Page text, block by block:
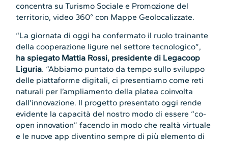
concentra su Turismo Sociale e Promozione del
territorio, video 360° con Mappe Geolocalizzate.
“La giornata di oggi ha confermato il ruolo trainante
della cooperazione ligure nel settore tecnologico”,
ha spiegato Mattia Rossi, presidente di Legacoop
Liguria. “Abbiamo puntato da tempo sullo sviluppo
delle piattaforme digitali, ci presentiamo come reti
naturali per l’ampliamento della platea coinvolta
dall’innovazione. Il progetto presentato oggi rende
evidente la capacità del nostro modo di essere “co-
open innovation” facendo in modo che realtà virtuale
e le nuove app diventino sempre di più elemento di